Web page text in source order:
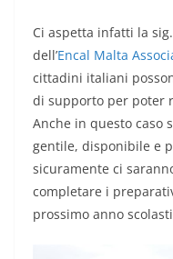
Ci aspetta infatti la
dell’Encal Malta
cittadini italiani
di supporto per poter
Anche in questo caso
gentile, disponibile e
sicuramente ci
completare i
prossimo anno